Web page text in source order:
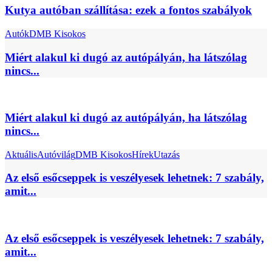
Kutya autóban szállítása: ezek a fontos szabályok
AutókDMB Kisokos
Miért alakul ki dugó az autópályán, ha látszólag
nincs...
Miért alakul ki dugó az autópályán, ha látszólag
nincs...
AktuálisAutóvilágDMB KisokosHírekUtazás
Az első esőcseppek is veszélyesek lehetnek: 7 szabály,
amit...
Az első esőcseppek is veszélyesek lehetnek: 7 szabály,
amit...